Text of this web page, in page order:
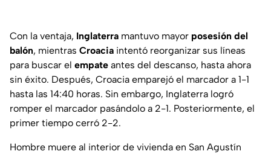
Con la ventaja, Inglaterra mantuvo mayor posesión del
balón, mientras Croacia intentó reorganizar sus líneas
para buscar el empate antes del descanso, hasta ahora
sin éxito. Después, Croacia emparejó el marcador a 1-1
hasta las 14:40 horas. Sin embargo, Inglaterra logró
romper el marcador pasándolo a 2-1. Posteriormente, el
primer tiempo cerró 2-2.
Hombre muere al interior de vivienda en San Agustín